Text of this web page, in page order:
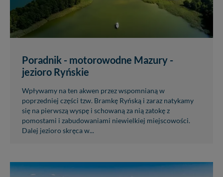
Poradnik - motorowodne Mazury -
jezioro Ryńskie
Wpływamy na ten akwen przez wspomnianą w
poprzedniej części tzw. Bramkę Ryńską i zaraz natykamy
się na pierwszą wyspę i schowaną za nią zatokę z
pomostami i zabudowaniami niewielkiej miejscowości.
Dalej jezioro skręca w...